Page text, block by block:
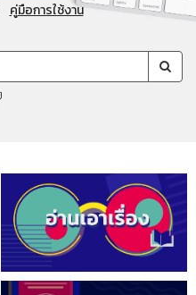
คู่มือการใช้งาน